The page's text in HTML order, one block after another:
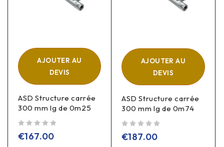
AJOUTER AU
DEVIS
ASD Structure carrée
300 mm lg de 0m25
€167.00
AJOUTER AU
DEVIS
ASD Structure carrée
300 mm lg de 0m74
€187.00